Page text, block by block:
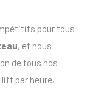
pour tous
, et nous
de tous nos
par heure,